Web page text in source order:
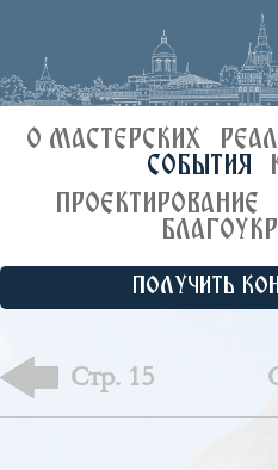
О МАСТЕРСКИХ
СОБЫТИЯ
ПРОЕКТИРОВАНИЕ
ПОЛУЧИТЬ
Стр. 15